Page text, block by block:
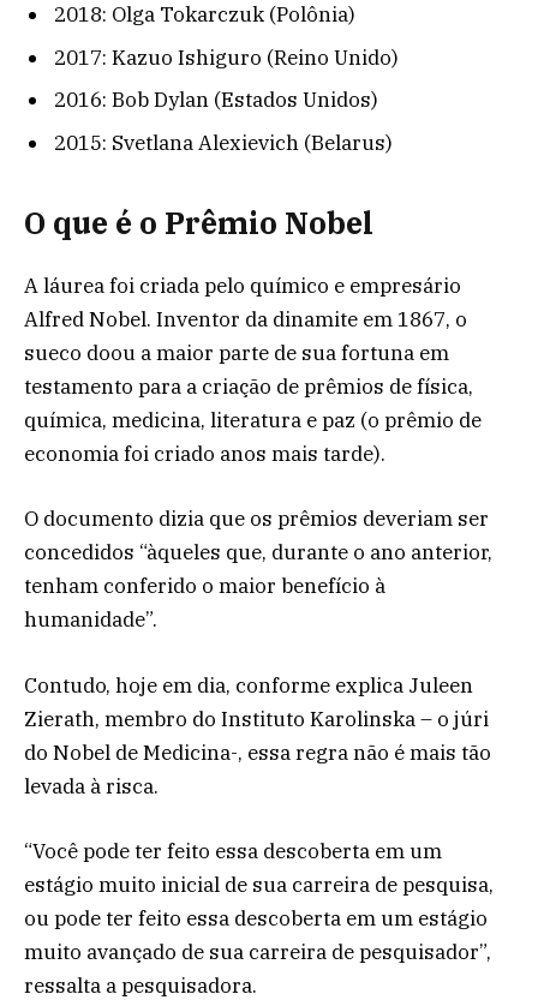
2018: Olga Tokarczuk (Polônia)
2017: Kazuo Ishiguro (Reino Unido)
2016: Bob Dylan (Estados Unidos)
2015: Svetlana Alexievich (Belarus)
O que é o Prêmio Nobel
A láurea foi criada pelo químico e empresário
Alfred Nobel. Inventor da dinamite em 1867, o
sueco doou a maior parte de sua fortuna em
testamento para a criação de prêmios de física,
química, medicina, literatura e paz (o prêmio de
economia foi criado anos mais tarde).
O documento dizia que os prêmios deveriam ser
concedidos “àqueles que, durante o ano anterior,
tenham conferido o maior benefício à
humanidade”.
Contudo, hoje em dia, conforme explica Juleen
Zierath, membro do Instituto Karolinska – o júri
do Nobel de Medicina-, essa regra não é mais tão
levada à risca.
“Você pode ter feito essa descoberta em um
estágio muito inicial de sua carreira de pesquisa,
ou pode ter feito essa descoberta em um estágio
muito avançado de sua carreira de pesquisador”,
ressalta a pesquisadora.